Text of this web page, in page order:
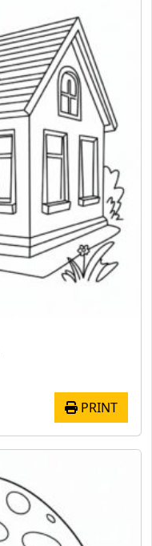
PRINT